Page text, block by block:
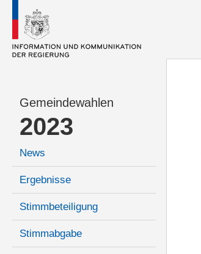
Gemeindewahlen
2023
News
Ergebnisse
Stimmbeteiligung
Stimmabgabe